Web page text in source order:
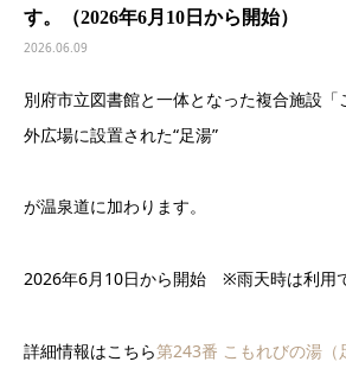
す。（2026年6月10日から開始）
2026.06.09
別府市立図書館と一体となった複合施設「
外広場に設置された“足湯”
が温泉道に加わります。
2026年6月10日から開始 ※雨天時は利用
詳細情報はこちら第243番 こもれびの湯（